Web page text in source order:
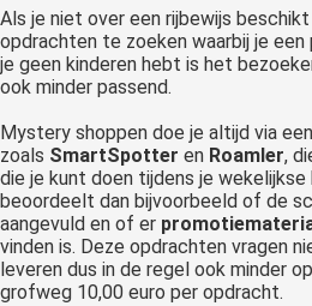
Als je niet over een rijbewijs
opdrachten te zoeken waarbij je
je geen kinderen hebt is het
ook minder passend.
Mystery shoppen doe je altijd via een
zoals SmartSpotter en Roamler,
die je kunt doen tijdens je
beoordeelt dan bijvoorbeeld of de
aangevuld en of er
vinden is. Deze opdrachten vragen
leveren dus in de regel ook minder
grofweg 10,00 euro per opdracht.